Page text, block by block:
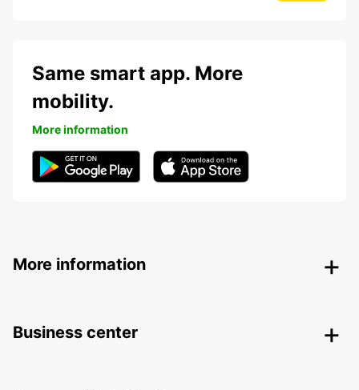
Same smart app. More
mobility.
More information
More information
Business center